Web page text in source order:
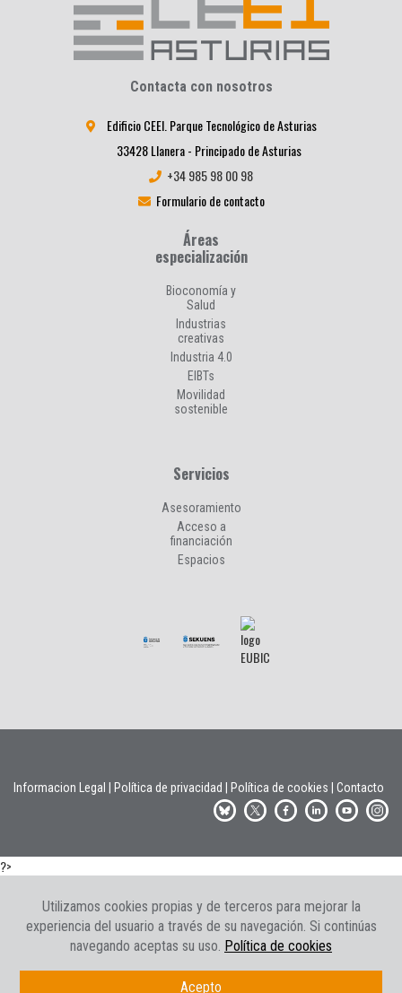
Contacta con nosotros
Edificio CEEI. Parque Tecnológico de Asturias
33428 Llanera - Principado de Asturias
+34 985 98 00 98
Formulario de contacto
Áreas
especialización
Bioconomía y
Salud
Industrias
creativas
Industria 4.0
EIBTs
Movilidad
sostenible
Servicios
Asesoramiento
Acceso a
financiación
Espacios
Informacion Legal Política de privacidad Política de cookies Contacto
?>
Utilizamos cookies propias y de terceros para mejorar la
experiencia del usuario a través de su navegación. Si continúas
navegando aceptas su uso. Política de cookies
Acepto